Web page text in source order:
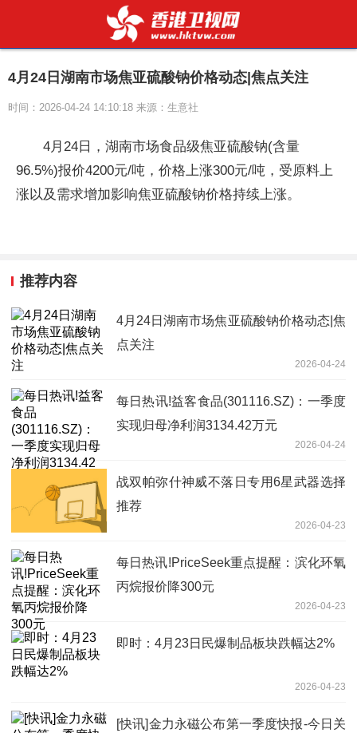
4月24日湖南市场焦亚硫酸钠价格动态|焦点关注
时间：2026-04-24 14:10:18 来源：生意社
4月24日，湖南市场食品级焦亚硫酸钠(含量
96.5%)报价4200元/吨，价格上涨300元/吨，受原料上
涨以及需求增加影响焦亚硫酸钠价格持续上涨。
推荐内容
4月24日湖南市场焦亚硫酸钠价格动态|焦
点关注
2026-04-24
每日热讯!益客食品(301116.SZ)：一季度
实现归母净利润3134.42万元
2026-04-24
战双帕弥什神威不落日专用6星武器选择
推荐
2026-04-23
每日热讯!PriceSeek重点提醒：滨化环氧
丙烷报价降300元
2026-04-23
即时：4月23日民爆制品板块跌幅达2%
2026-04-23
[快讯]金力永磁公布第一季度快报-今日关